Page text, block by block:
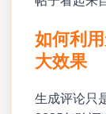
如何利
大效果
生成评论只